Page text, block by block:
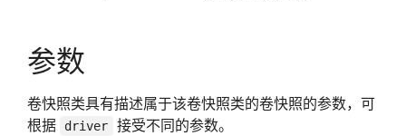
参数
卷快照类具有描述属于该卷快照类的卷快照的参数，可
根据
driver 接受不同的参数。